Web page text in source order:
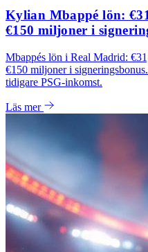
Kylian Mbappé lön:
€150 miljoner i
Mbappés lön i Real Madrid:
€150 miljoner i
tidigare PSG-inkomst.
Läs mer